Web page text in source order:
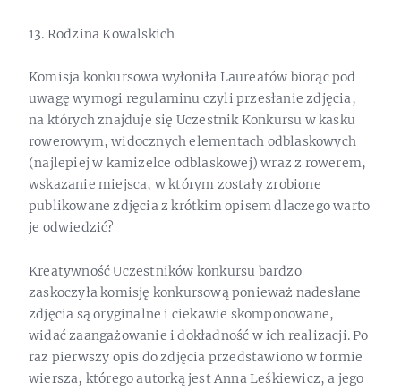
13. Rodzina Kowalskich
Komisja konkursowa wyłoniła Laureatów biorąc pod
uwagę wymogi regulaminu czyli przesłanie zdjęcia,
na których znajduje się Uczestnik Konkursu w kasku
rowerowym, widocznych elementach odblaskowych
(najlepiej w kamizelce odblaskowej) wraz z rowerem,
wskazanie miejsca, w którym zostały zrobione
publikowane zdjęcia z krótkim opisem dlaczego warto
je odwiedzić?
Kreatywność Uczestników konkursu bardzo
zaskoczyła komisję konkursową ponieważ nadesłane
zdjęcia są oryginalne i ciekawie skomponowane,
widać zaangażowanie i dokładność w ich realizacji. Po
raz pierwszy opis do zdjęcia przedstawiono w formie
wiersza, którego autorką jest Anna Leśkiewicz, a jego